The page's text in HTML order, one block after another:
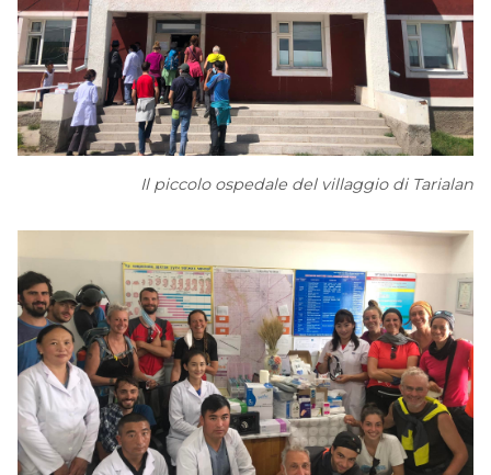
Il piccolo ospedale del villaggio di Tarialan